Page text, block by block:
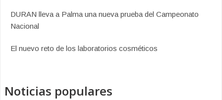
DURAN lleva a Palma una nueva prueba del Campeonato
Nacional
El nuevo reto de los laboratorios cosméticos
Noticias populares